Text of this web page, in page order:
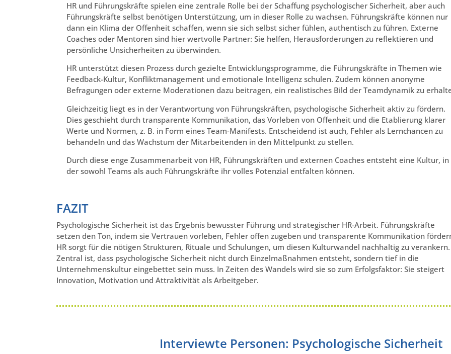
HR und Führungskräfte spielen eine zentrale Rolle bei der Schaffung psychologischer Sicherheit, aber auch
Führungskräfte selbst benötigen Unterstützung, um in dieser Rolle zu wachsen. Führungskräfte können nur
dann ein Klima der Offenheit schaffen, wenn sie sich selbst sicher fühlen, authentisch zu führen. Externe
Coaches oder Mentoren sind hier wertvolle Partner: Sie helfen, Herausforderungen zu reflektieren und
persönliche Unsicherheiten zu überwinden.
HR unterstützt diesen Prozess durch gezielte Entwicklungsprogramme, die Führungskräfte in Themen wie
Feedback-Kultur, Konfliktmanagement und emotionale Intelligenz schulen. Zudem können anonyme
Befragungen oder externe Moderationen dazu beitragen, ein realistisches Bild der Teamdynamik zu
Gleichzeitig liegt es in der Verantwortung von Führungskräften, psychologische Sicherheit aktiv zu fördern.
Dies geschieht durch transparente Kommunikation, das Vorleben von Offenheit und die Etablierung klarer
Werte und Normen, z. B. in Form eines Team-Manifests. Entscheidend ist auch, Fehler als Lernchancen zu
behandeln und das Wachstum der Mitarbeitenden in den Mittelpunkt zu stellen.
Durch diese enge Zusammenarbeit von HR, Führungskräften und externen Coaches entsteht eine Kultur, in
der sowohl Teams als auch Führungskräfte ihr volles Potenzial entfalten können.
FAZIT
Psychologische Sicherheit ist das Ergebnis bewusster Führung und strategischer HR-Arbeit. Führungskräfte
setzen den Ton, indem sie Vertrauen vorleben, Fehler offen zugeben und transparente Kommunikation
HR sorgt für die nötigen Strukturen, Rituale und Schulungen, um diesen Kulturwandel nachhaltig zu verankern.
Zentral ist, dass psychologische Sicherheit nicht durch Einzelmaßnahmen entsteht, sondern tief in die
Unternehmenskultur eingebettet sein muss. In Zeiten des Wandels wird sie so zum Erfolgsfaktor: Sie steigert
Innovation, Motivation und Attraktivität als Arbeitgeber.
Interviewte Personen: Psychologische Sicherheit